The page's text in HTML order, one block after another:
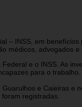
– INSS, em
médicos, advogados e
e o INSS. As
para o trabalho.
e Caieiras e
registradas.